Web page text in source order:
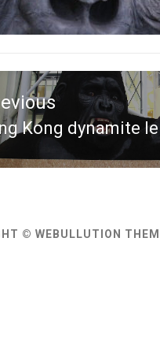
Kong dynamite
© WEBULLUTION